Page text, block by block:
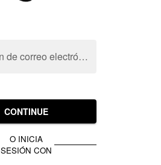
Dirección de correo electrónico
CONTINUE
O INICIA
SESIÓN CON